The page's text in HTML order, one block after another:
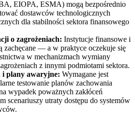
EIOPA, ESMA) mogą bezpośrednio
dostawców technologicznych
dla stabilności sektora finansowego
o zagrożeniach: Instytucje finansowe i
zachęcane — a w praktyce oczekuje się
w mechanizmach wymiany
z innymi podmiotami sektora.
i plany awaryjne: Wymagane jest
testowanie planów zachowania
wypadek poważnych zakłóceń
scenariuszy utraty dostępu do systemów